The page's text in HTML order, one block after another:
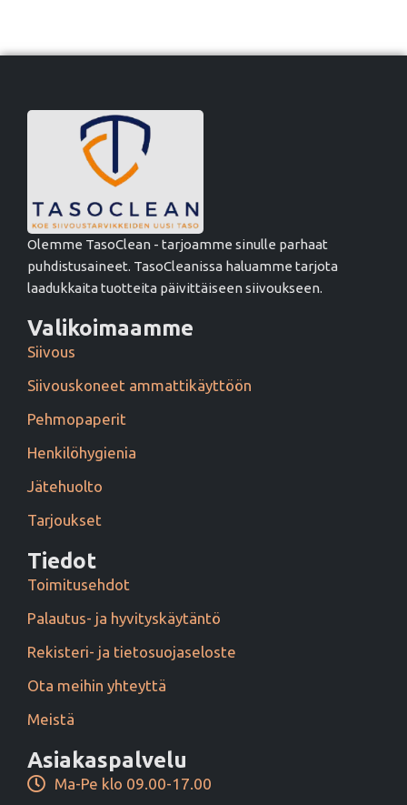
Olemme TasoClean - tarjoamme sinulle parhaat
puhdistusaineet. TasoCleanissa haluamme tarjota
laadukkaita tuotteita päivittäiseen siivoukseen.
Valikoimaamme
Siivous
Siivouskoneet ammattikäyttöön
Pehmopaperit
Henkilöhygienia
Jätehuolto
Tarjoukset
Tiedot
Toimitusehdot
Palautus- ja hyvityskäytäntö
Rekisteri- ja tietosuojaseloste
Ota meihin yhteyttä
Meistä
Asiakaspalvelu
Ma-Pe klo 09.00-17.00